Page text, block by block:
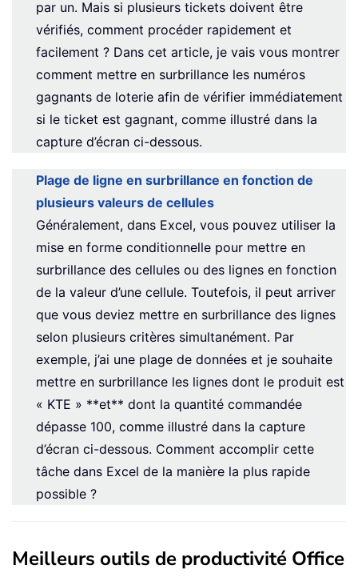
par un. Mais si plusieurs tickets doivent être
vérifiés, comment procéder rapidement et
facilement ? Dans cet article, je vais vous montrer
comment mettre en surbrillance les numéros
gagnants de loterie afin de vérifier immédiatement
si le ticket est gagnant, comme illustré dans la
capture d’écran ci-dessous.
Plage de ligne en surbrillance en fonction de
plusieurs valeurs de cellules
Généralement, dans Excel, vous pouvez utiliser la
mise en forme conditionnelle pour mettre en
surbrillance des cellules ou des lignes en fonction
de la valeur d’une cellule. Toutefois, il peut arriver
que vous deviez mettre en surbrillance des lignes
selon plusieurs critères simultanément. Par
exemple, j’ai une plage de données et je souhaite
mettre en surbrillance les lignes dont le produit est
« KTE » **et** dont la quantité commandée
dépasse 100, comme illustré dans la capture
d’écran ci-dessous. Comment accomplir cette
tâche dans Excel de la manière la plus rapide
possible ?
Meilleurs outils de productivité Office